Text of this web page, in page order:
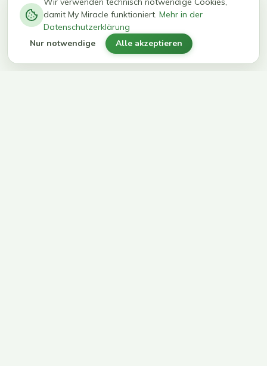
kg in 12
Wochen
erreichen
ihr Ziel
damit My Miracle funktioniert. Mehr in der
Datenschutzerklärung
Nur notwendige Alle akzeptieren